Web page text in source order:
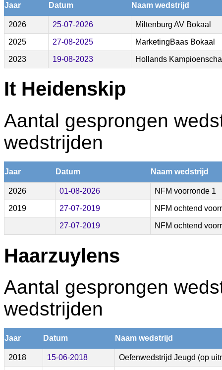
Jaar Datum Naam wedstrijd
2026 25-07-2026 Miltenburg AV Bokaal
2025 27-08-2025 MarketingBaas Bokaal
2023 19-08-2023 Hollands
It Heidenskip
Aantal gesprongen
wedstrijden
Jaar Datum Naam wedstrijd
2026 01-08-2026 NFM voorronde 1
2019 27-07-2019 NFM ochtend
27-07-2019 NFM ochtend
Haarzuylens
Aantal gesprongen
wedstrijden
Jaar Datum Naam wedstrijd
2018 15-06-2018 Oefenwedstrijd Jeugd (op